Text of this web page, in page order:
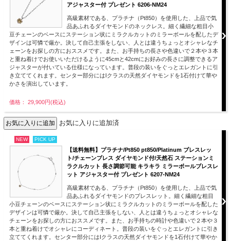
アジャスター付 プレゼント 6206-NM24
高級素材である、プラチナ（Pt850）を使用した、上品で気
品あふれるダイヤモンドのネックレス。細く繊細な粗目小
豆チェーンのベースにステーション状にミラクルカットのミラーボールを配したデ
ザインは可憐で厳か。決して自己主張をしない、人とは違うちょっとオシャレなチ
ェーンをお探しの方におススメです。また、お手持ちの長さや色違いで２本や３本
と重ね着けでお使いいただけるように45cmと42cmにお好みの長さに調整できるア
ジャスターが付いている仕様になっています。普段の装いをぐっとエレガントに引
き立ててくれます。センター部分にはIクラスの天然ダイヤモンドを1石付けて華や
かさを演出しています。
価格： 29,900円(税込)
お気に入りに追加済
NEW PICK UP
【送料無料】プラチナ/Pt850 pt850/Platinum ブレスレッ
ト/チェーンブレス ダイヤモンド付/天然石 ステーションミ
ラクルカット 長さ調節可能 キラキラ ミラーボールブレスレ
ット アジャスター付 プレゼント 6207-NM24
高級素材である、プラチナ（Pt850）を使用した、上品で気
品あふれるダイヤモンドのブレスレット。細く繊細な粗目
小豆チェーンのベースにステーション状にミラクルカットのミラーボールを配した
デザインは可憐で厳か。決して自己主張をしない、人とは違うちょっとオシャレな
チェーンをお探しの方におススメです。また、お手持ちの時計や色違いで２本や３
本と重ね着けでオシャレにコーディネート。普段の装いをぐっとエレガントに引き
立ててくれます。センター部分にはIクラスの天然ダイヤモンドを1石付けて華やか